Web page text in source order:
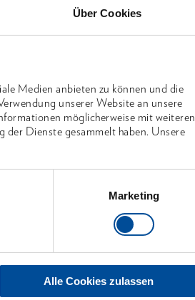
Über Cookies
Medien anbieten zu können und die
unserer Website an unsere
möglicherweise mit weiteren
der Dienste gesammelt haben. Unsere
Marketing
Alle Cookies zulassen